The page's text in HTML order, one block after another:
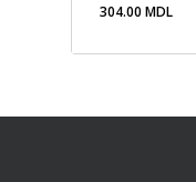
304.00 MDL